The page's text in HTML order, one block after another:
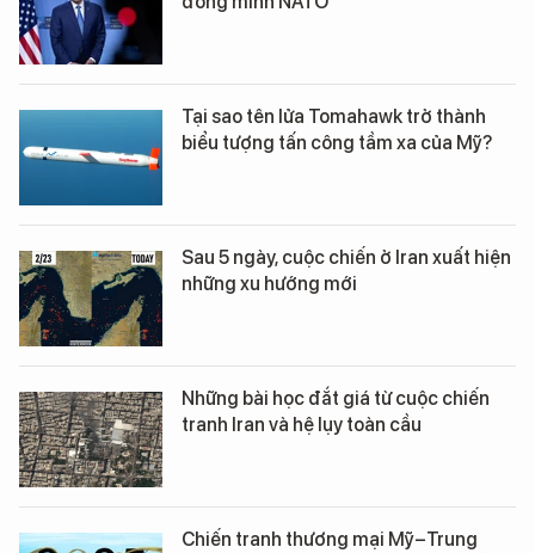
Tại sao tên lửa Tomahawk trở thành
biểu tượng tấn công tầm xa của Mỹ?
Sau 5 ngày, cuộc chiến ở Iran xuất hiện
những xu hướng mới
Những bài học đắt giá từ cuộc chiến
tranh Iran và hệ lụy toàn cầu
Chiến tranh thương mại Mỹ–Trung